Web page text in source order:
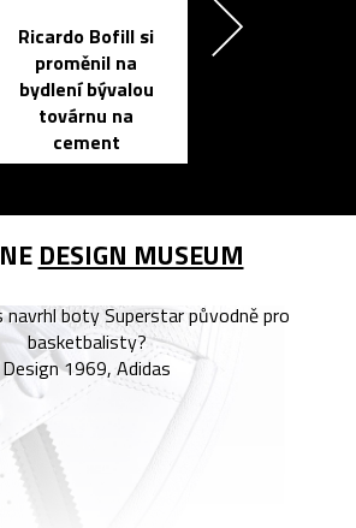
Ricardo Bofill si
proměnil na
bydlení bývalou
továrnu na
cement
DESIGN MUSEUM
navrhl boty Superstar původně pro
basketbalisty?
Design 1969, Adidas